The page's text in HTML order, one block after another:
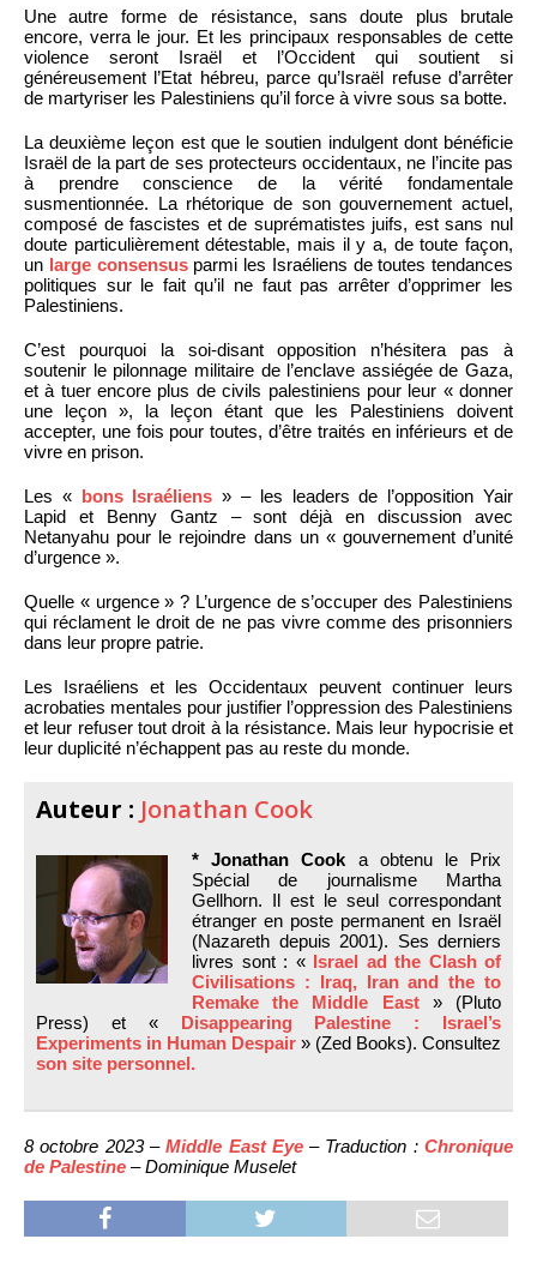
Une autre forme de résistance, sans doute plus brutale
encore, verra le jour. Et les principaux responsables de cette
violence seront Israël et l’Occident qui soutient si
généreusement l’Etat hébreu, parce qu’Israël refuse d’arrêter
de martyriser les Palestiniens qu’il force à vivre sous sa botte.
La deuxième leçon est que le soutien indulgent dont bénéficie
Israël de la part de ses protecteurs occidentaux, ne l’incite pas
à prendre conscience de la vérité fondamentale
susmentionnée. La rhétorique de son gouvernement actuel,
composé de fascistes et de suprématistes juifs, est sans nul
doute particulièrement détestable, mais il y a, de toute façon,
un large consensusparmi les Israéliens de toutes tendances
politiques sur le fait qu’il ne faut pas arrêter d’opprimer les
Palestiniens.
C’est pourquoi la soi-disant opposition n’hésitera pas à
soutenir le pilonnage militaire de l’enclave assiégée de Gaza,
et à tuer encore plus de civils palestiniens pour leur « donner
une leçon », la leçon étant que les Palestiniens doivent
accepter, une fois pour toutes, d’être traités en inférieurs et de
vivre en prison.
Les « bons Israéliens » – les leaders de l’opposition Yair
Lapid et Benny Gantz – sont déjà en discussion avec
Netanyahu pour le rejoindre dans un « gouvernement d’unité
d’urgence ».
Quelle « urgence » ? L’urgence de s’occuper des Palestiniens
qui réclament le droit de ne pas vivre comme des prisonniers
dans leur propre patrie.
Les Israéliens et les Occidentaux peuvent continuer leurs
acrobaties mentales pour justifier l’oppression des Palestiniens
et leur refuser tout droit à la résistance. Mais leur hypocrisie et
leur duplicité n’échappent pas au reste du monde.
Auteur : Jonathan Cook
* Jonathan Cook a obtenu le Prix
Spécial de journalisme Martha
Gellhorn. Il est le seul correspondant
étranger en poste permanent en Israël
(Nazareth depuis 2001). Ses derniers
livres sont : « Israel ad the Clash of
Civilisations : Iraq, Iran and the to
Remake the Middle East» (Pluto
Press) et « Disappearing Palestine : Israel’s
Experiments in Human Despair » (Zed Books). Consultez
son site personnel.
8 octobre 2023 –Middle East Eye– Traduction :Chronique
de Palestine – Dominique Muselet